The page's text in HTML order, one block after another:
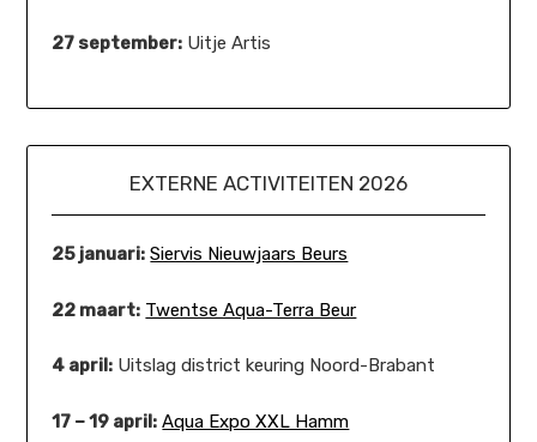
27 september: Uitje Artis
EXTERNE ACTIVITEITEN 2026
25 januari: Siervis Nieuwjaars Beurs
22 maart: Twentse Aqua-Terra Beur
4 april: Uitslag district keuring Noord-Brabant
17 – 19 april: Aqua Expo XXL Hamm